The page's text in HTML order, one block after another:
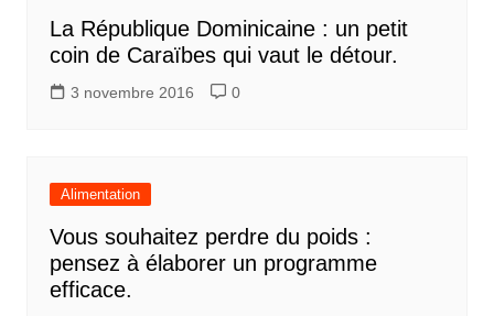
La République Dominicaine : un petit
coin de Caraïbes qui vaut le détour.
3 novembre 2016 0
Alimentation
Vous souhaitez perdre du poids :
pensez à élaborer un programme
efficace.